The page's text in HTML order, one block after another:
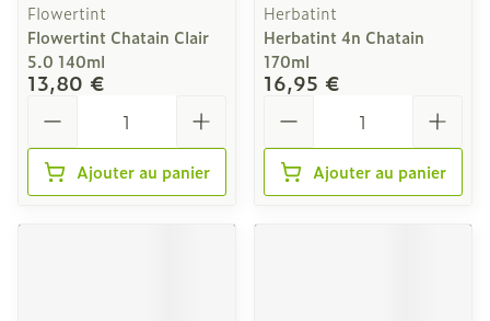
Flowertint
Flowertint Chatain Clair
5.0 140ml
13,80 €
Ajouter au panier
Herbatint
Herbatint 4n Chatain
170ml
16,95 €
Ajouter au panier